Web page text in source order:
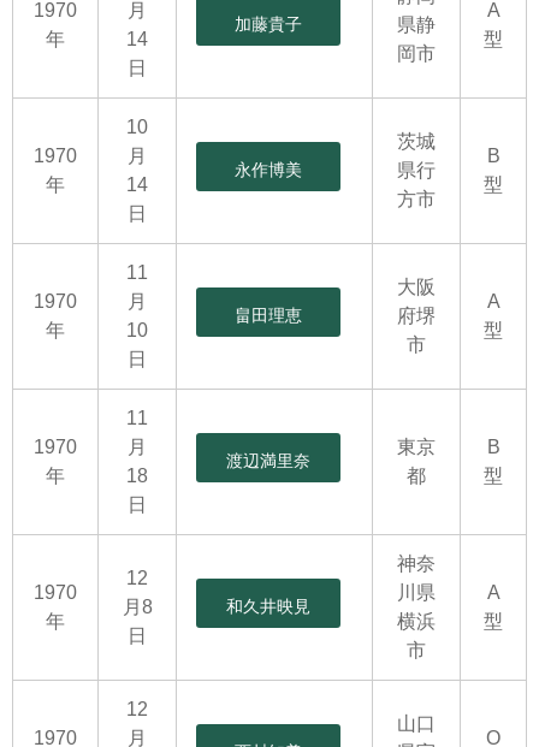
1970
年
月
14
日
加藤貴子
県静
岡市
A
型
1970
年
10
月
14
日
永作博美
茨城
県行
方市
B
型
1970
年
11
月
10
日
畠田理恵
大阪
府堺
市
A
型
1970
年
11
月
18
日
渡辺満里奈
東京
都
B
型
1970
年
12
月8
日
和久井映見
神奈
川県
横浜
市
A
型
1970
12
月
山口
O